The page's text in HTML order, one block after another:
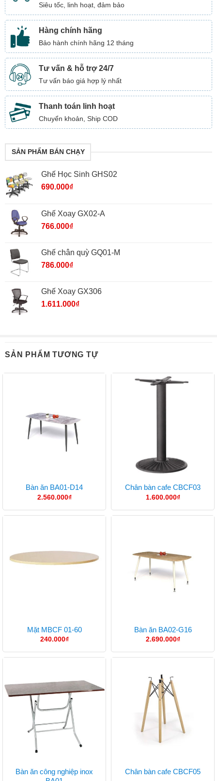
Siêu tốc, linh hoạt, đảm bảo
Hàng chính hãng
Bảo hành chính hãng 12 tháng
Tư vấn & hỗ trợ 24/7
Tư vấn báo giá hợp lý nhất
Thanh toán linh hoạt
Chuyển khoản, Ship COD
SẢN PHẨM BÁN CHẠY
Ghế Học Sinh GHS02
690.000₫
Ghế Xoay GX02-A
766.000₫
Ghế chân quỳ GQ01-M
786.000₫
Ghế Xoay GX306
1.611.000₫
SẢN PHẨM TƯƠNG TỰ
Bàn ăn BA01-D14
2.560.000₫
Chân bàn cafe CBCF03
1.600.000₫
Mặt MBCF 01-60
240.000₫
Bàn ăn BA02-G16
2.690.000₫
Bàn ăn công nghiệp inox
Chân bàn cafe CBCF05